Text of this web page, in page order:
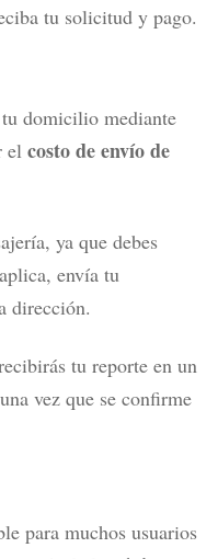
tu solicitud y pago.
domicilio mediante
el costo de envío de
ya que debes
envía tu
dirección.
tu reporte en un
vez que se confirme
para muchos usuarios